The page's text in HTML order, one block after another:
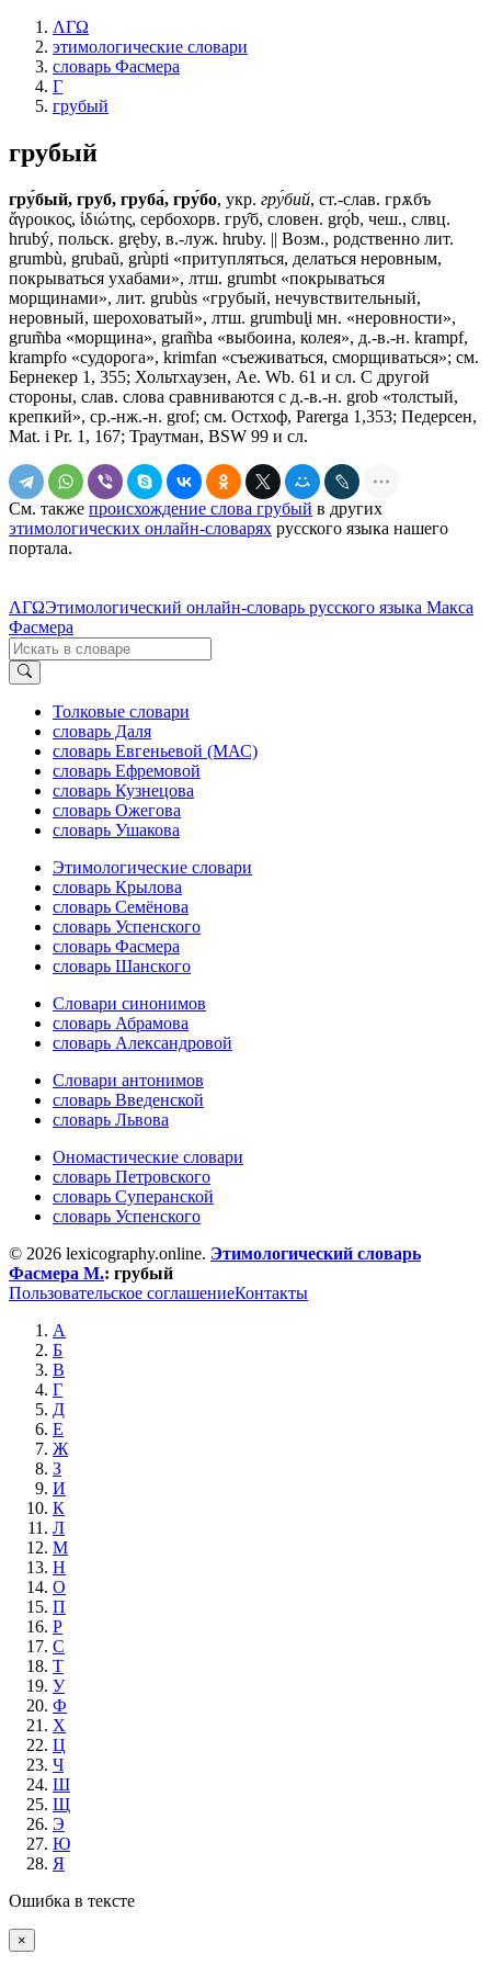
ΛΓΩ
этимологические словари
словарь Фасмера
Г
грубый
грубый
гру́бый, груб, груба́, гру́бо, укр. гру́бий, ст.-слав. грѫбъ
ἄγροικος, ἰδιώτης, сербохорв. гру̂б, словен. grǫ́b, чеш., слвц.
hrubý, польск. gręby, в.-луж. hruby. || Возм., родственно лит.
grumbù, grubaũ, grùpti «притупляться, делаться неровным,
покрываться ухабами», лтш. grumbt «покрываться
морщинами», лит. grubùs «грубый, нечувствительный,
неровный, шероховатый», лтш. grumbul̨i мн. «неровности»,
grum̃ba «морщина», gram̃ba «выбоина, колея», д.-в.-н. krampf,
krampfo «судорога», krimfan «съеживаться, сморщиваться»; см.
Бернекер 1, 355; Хольтхаузен, Ае. Wb. 61 и сл. С другой
стороны, слав. слова сравниваются с д.-в.-н. grob «толстый,
крепкий», ср.-нж.-н. grof; см. Остхоф, Parerga 1,353; Педерсен,
Mat. i Pr. 1, 167; Траутман, BSW 99 и сл.
См. также происхождение слова грубый в других
этимологических онлайн-словарях русского языка нашего
портала.
ΛΓΩЭтимологический онлайн-словарь русского языка Макса
Фасмера
Толковые словари
словарь Даля
словарь Евгеньевой (МАС)
словарь Ефремовой
словарь Кузнецова
словарь Ожегова
словарь Ушакова
Этимологические словари
словарь Крылова
словарь Семёнова
словарь Успенского
словарь Фасмера
словарь Шанского
Словари синонимов
словарь Абрамова
словарь Александровой
Словари антонимов
словарь Введенской
словарь Львова
Ономастические словари
словарь Петровского
словарь Суперанской
словарь Успенского
© 2026 lexicography.online. Этимологический словарь
Фасмера М.: грубый
Пользовательское соглашениеКонтакты
А
Б
В
Г
Д
Е
Ж
З
И
К
Л
М
Н
О
П
Р
С
Т
У
Ф
Х
Ц
Ч
Ш
Щ
Э
Ю
Я
Ошибка в тексте
×